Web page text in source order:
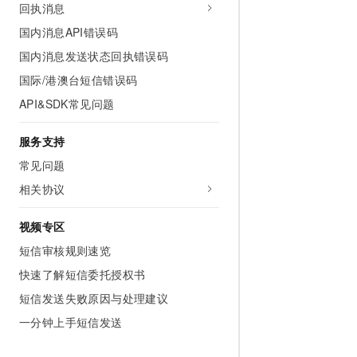
回执消息
国内消息API错误码
国内消息发送状态回执错误码
国际/港澳台短信错误码
API&SDK常见问题
服务支持
常见问题
相关协议
视频专区
短信审核规则速览
快速了解短信委托授权书
短信发送失败原因与处理建议
一分钟上手短信发送